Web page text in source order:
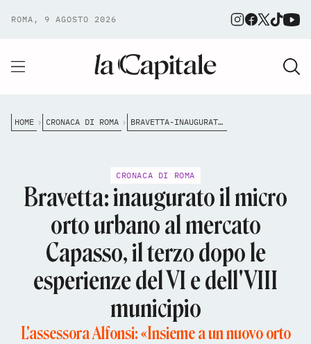
ROMA, 9 AGOSTO 2026
HOME CRONACA DI ROMA BRAVETTA-INAUGURATO-IL-MICRO-ORTO-URBANO-AL-MERCATO-CAPASSO-IL-TERZO-DOPO-LE-ESPERIENZE-DEL-VI-E-DELLVIII-MUNICIPIO
CRONACA DI ROMA
Bravetta: inaugurato il micro
orto urbano al mercato
Capasso, il terzo dopo le
esperienze del VI e dell'VIII
municipio
L'assessora Alfonsi: «Insieme a un nuovo orto